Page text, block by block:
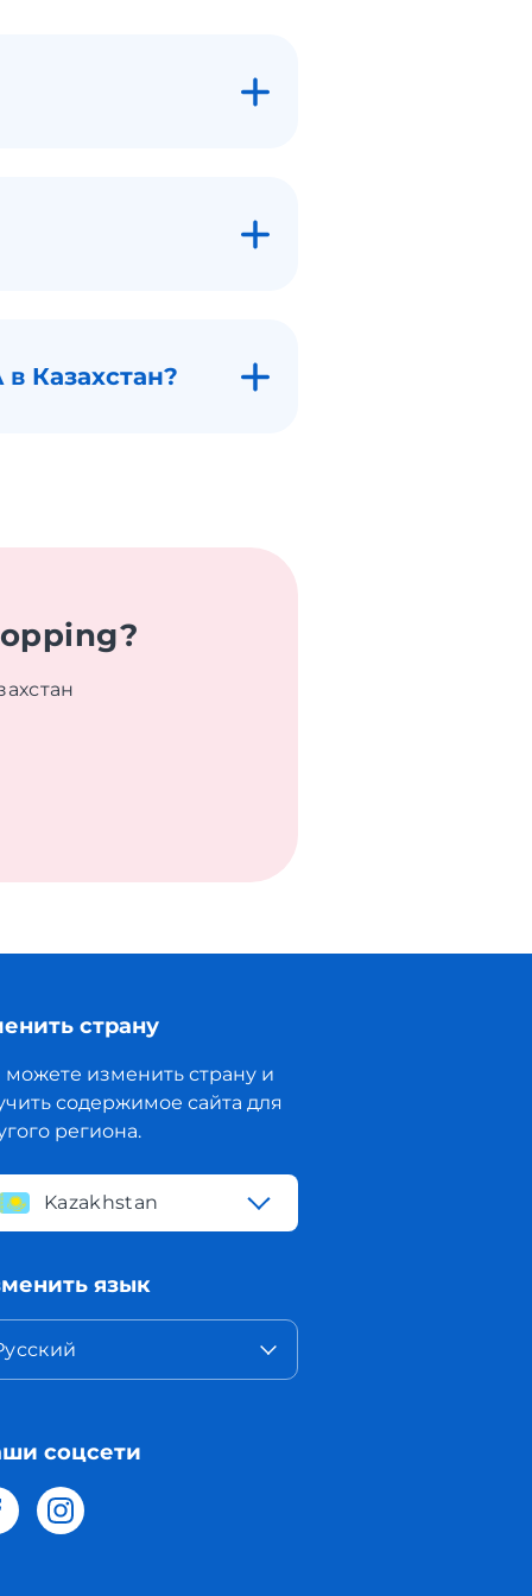
Казахстан?
страну
изменить страну и
содержимое сайта для
региона.
Kazakhstan
язык
соцсети